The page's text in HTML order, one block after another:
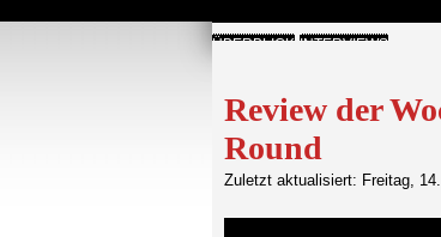
ÜBERBLICK INTERVIEWS
SONSTIGES
ÜBERBLICK
Review der
Round
Zuletzt aktualisiert: Freitag,